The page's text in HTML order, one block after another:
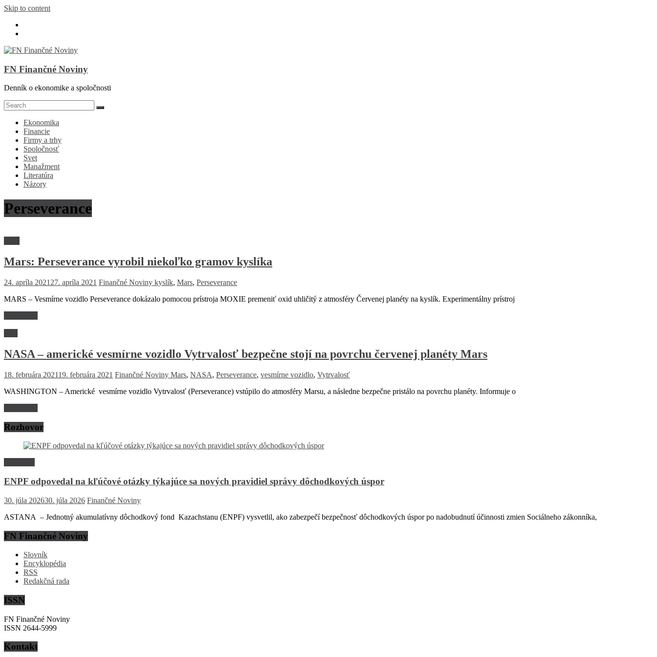
Skip to content
FN Finančné Noviny
Denník o ekonomike a spoločnosti
Ekonomika
Financie
Firmy a trhy
Spoločnosť
Svet
Manažment
Literatúra
Názory
Perseverance
Mars: Perseverance vyrobil niekoľko gramov kyslíka
24. apríla 2021 27. apríla 2021 Finančné Noviny kyslík, Mars, Perseverance
MARS – Vesmírne vozidlo Perseverance dokázalo pomocou prístroja MOXIE premeniť oxid uhličitý z atmosféry Červenej planéty na kyslík. Experimentálny prístroj
NASA – americké vesmírne vozidlo Vytrvalosť bezpečne stojí na povrchu červenej planéty Mars
18. februára 202119. februára 2021 Finančné Noviny Mars, NASA, Perseverance, vesmírne vozidlo, Vytrvalosť
WASHINGTON – Americké vesmírne vozidlo Vytrvalosť (Perseverance) vstúpilo do atmosféry Marsu, a následne bezpečne pristálo na povrchu planéty. Informuje o
Rozhovor
ENPF odpovedal na kľúčové otázky týkajúce sa nových pravidiel správy dôchodkových úspor
30. júla 202630. júla 2026 Finančné Noviny
ASTANA – Jednotný akumulatívny dôchodkový fond Kazachstanu (ENPF) vysvetlil, ako zabezpečí bezpečnosť dôchodkových úspor po nadobudnutí účinnosti zmien Sociálneho zákonníka,
FN Finančné Noviny
Slovník
Encyklopédia
RSS
Redakčná rada
ISSN
FN Finančné Noviny
ISSN 2644-5999
Kontakt